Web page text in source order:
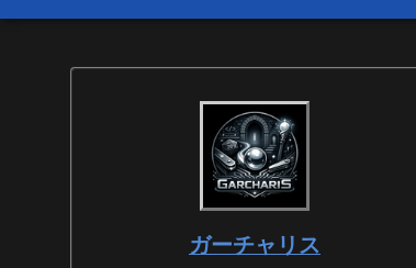
ガーチャリス